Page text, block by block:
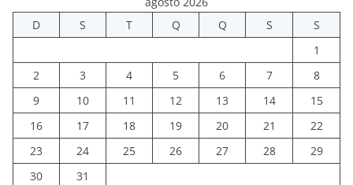
D
S T Q Q S
S
1
2
3 4 5 6 7
8
9
10 11 12 13 14
15
16
17 18 19 20 21
22
23
24 25 26 27 28
29
30
31